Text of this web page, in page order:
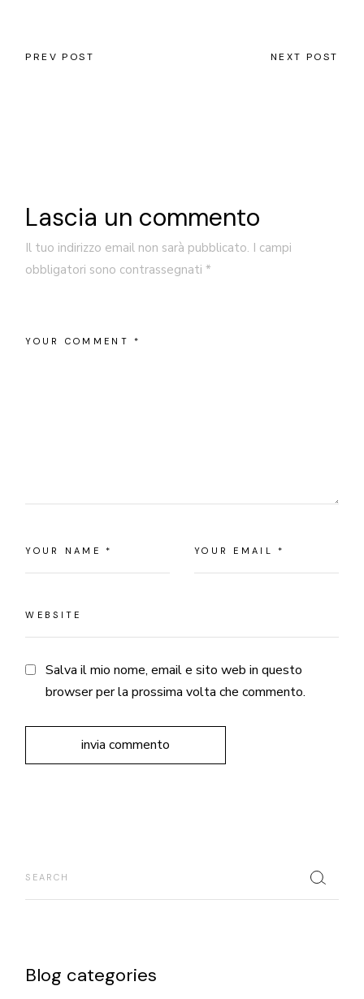
PREV POST NEXT POST
Lascia un commento
Il tuo indirizzo email non sarà pubblicato. I campi
obbligatori sono contrassegnati*
Salva il mio nome, email e sito web in questo
browser per la prossima volta che commento.
invia commento
Blog categories